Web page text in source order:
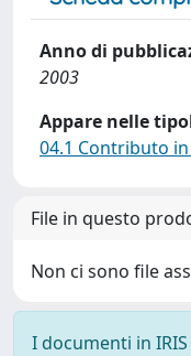
Anno di
2003
Appare nelle
04.1 Contributo
File in questo
Non ci sono file
I documenti in